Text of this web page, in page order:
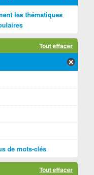
les thématiques
Tout effacer
de mots-clés
Tout effacer